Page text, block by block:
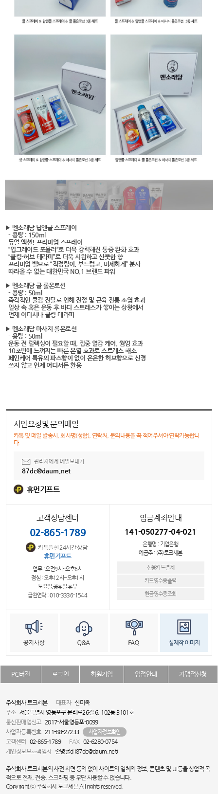
▶ 멘소래담 딥앤쿨 스프레이
- 용량 : 150ml
듀얼 액션! 프리미엄 스프레이
“업그레이드 포뮬러”로 더욱 강력해진 통증 완화 효과
“쿨링-허브 테라피”로 더욱 시원하고 산뜻한 향
프리미엄 밸브로 “적정량이, 부드럽고, 미세하게” 분사
따라올 수 없는 대한민국 NO.1 브랜드 파워
▶ 멘소래담 쿨 롤온로션
- 용량 : 50ml
즉각적인 쿨감 전달로 인해 진정 및 근육 진통 소염 효과
일상 속 혹은 운동 후 바디 스트레스가 쌓이는 상황에서
언제 어디서나 쿨링 테라피
▶ 멘소래담 마사지 롤온로션
- 용량 : 50ml
운동 전 릴렉싱이 필요할 때, 집중 열감 케어, 웜엄 효과
10초만에 느껴지는 빠른 온열 효과로 스트레스 해소
페인케어 특유의 파스향이 없이 은은한 허브향으로 신경
쓰지 않고 언제 어디서든 활용
시안요청및 문의메일
카톡 및 메일 발송시, 회사명(성함), 연락처, 문의내용을 꼭 적어주셔야 연락가능합니
다.
관리자에게 메일보내기
87dc@daum.net
휴먼기프트
고객상담센터
02-865-1789
카톡플친 24시간 상담
휴먼기프트
업무 : 오전9시~오후6시
점심 : 오후12시~오후1시
토요일,공휴일 휴무
급한연락 : 010-3336-1544
입금계좌안내
141-050277-04-021
은행명 : 기업은행
예금주 : (주)토크세븐
신용카드결제
카드영수증출력
현금영수증조회
PC버전 로그인 회원가입 입점안내 가맹점신청
주식회사 토크세븐 대표자 신미옥
주소 서울특별시 영등포구 문래로26길 6, 102동 3101호
통신판매업신고 2017-서울영등포-0099
사업자등록번호 211-88-27233 사업자정보확인
고객센터 02-865-1789 FAX 02-6280-0754
개인정보보호책임자 손명철d (87dc@daum.net)
주식회사 토크세븐의 사전 서면 동의 없이 사이트의 일체의 정보, 콘텐츠 및 UI등을 상업적 목
적으로 전재, 전송, 스크래핑 등 무단 사용할 수 없습니다.
Copyright ⓒ 주식회사 토크세븐 All rights reserved.